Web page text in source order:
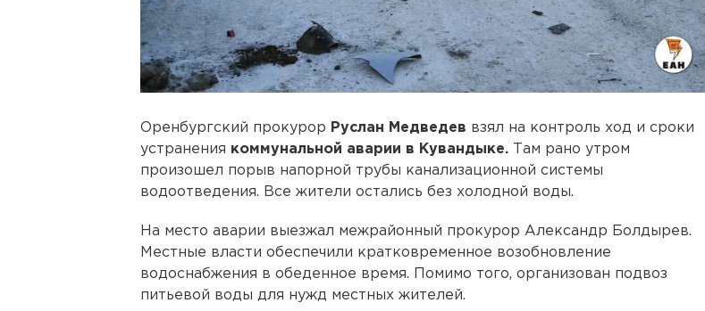
Оренбургский прокурор Руслан Медведев взял на контроль ход и сроки
устранения коммунальной аварии в Кувандыке. Там рано утром
произошел порыв напорной трубы канализационной системы
водоотведения. Все жители остались без холодной воды.
На место аварии выезжал межрайонный прокурор Александр Болдырев.
Местные власти обеспечили кратковременное возобновление
водоснабжения в обеденное время. Помимо того, организован подвоз
питьевой воды для нужд местных жителей.